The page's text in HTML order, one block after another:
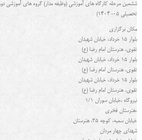
ششمین مرحله کارگاه هاي آموزشی (وظیفه مدار) گروه هاي آموزشی
تحصیلی 05-1404)
مکان برگزاری
بلوار ۱۵ خرداد، خیابان شهیدان
تقوی، هنرستان امام رضا (ع)
بلوار ۱۵ خرداد، خیابان شهیدان
تقوی، هنرستان امام رضا (ع)
بلوار ۱۵ خرداد، خیابان شهیدان
تقوی، هنرستان امام رضا (ع)
نیروگاه ،خیابان سوران 1/1
،هنرستان فخری
خیابان سمیه، کوچه 35، هنرستان
شهدای چهار مردان